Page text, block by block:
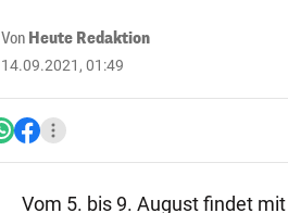
Von Heute Redaktion
14.09.2021, 01:49
Vom 5. bis 9. August findet